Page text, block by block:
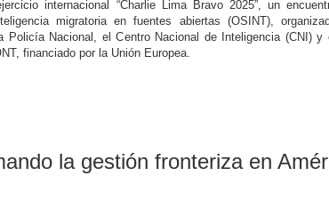
internacional “Charlie Lima Bravo 2025”, un
migratoria en fuentes abiertas (OSINT),
Policía Nacional, el Centro Nacional de Inteligencia (CNI) y
financiado por la Unión Europea.
la gestión fronteriza en